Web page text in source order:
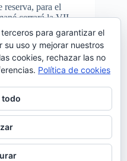
para el
cerrará la VII
tradicional
Manuel
para garantizar el
uso y mejorar nuestros
cookies, rechazar las no
Política de cookies
todo